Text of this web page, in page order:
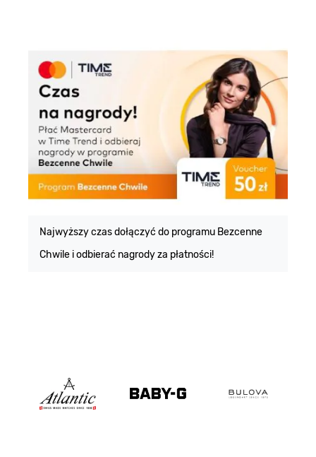
Najwyższy czas dołączyć do programu Bezcenne
Chwile i odbierać nagrody za płatności!